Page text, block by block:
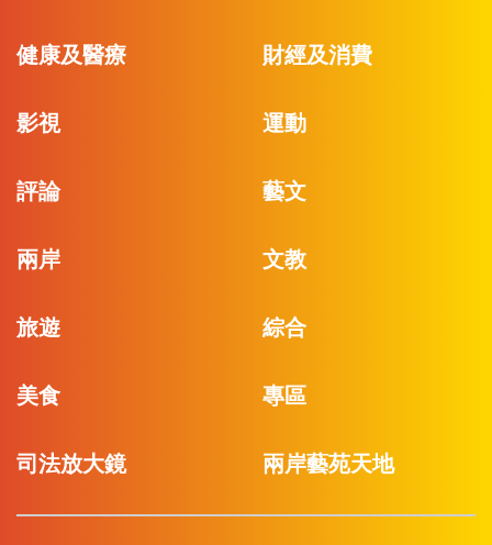
健康及醫療 財經及消費
影視 運動
評論 藝文
兩岸 文教
旅遊 綜合
美食 專區
司法放大鏡 兩岸藝苑天地